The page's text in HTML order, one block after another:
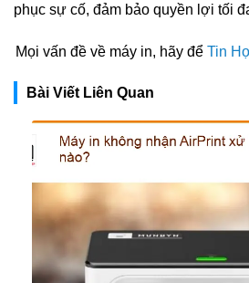
phục sự cố, đảm bảo quyền lợi tối
Mọi vấn đề về máy in, hãy để Tin
Bài Viết Liên Quan